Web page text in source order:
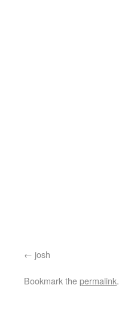
josh
Bookmark thepermalink.